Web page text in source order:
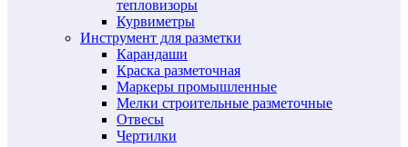
тепловизоры
Курвиметры
Инструмент для разметки
Карандаши
Краска разметочная
Маркеры промышленные
Мелки строительные разметочные
Отвесы
Чертилки